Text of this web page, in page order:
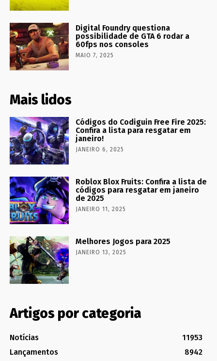
Digital Foundry questiona
possibilidade de GTA 6 rodar a
60fps nos consoles
MAIO 7, 2025
Mais lidos
Códigos do Codiguin Free Fire 2025:
Confira a lista para resgatar em
janeiro!
JANEIRO 6, 2025
Roblox Blox Fruits: Confira a lista de
códigos para resgatar em janeiro
de 2025
JANEIRO 11, 2025
Melhores Jogos para 2025
JANEIRO 13, 2025
Artigos por categoria
Notícias
11953
Lançamentos
8942